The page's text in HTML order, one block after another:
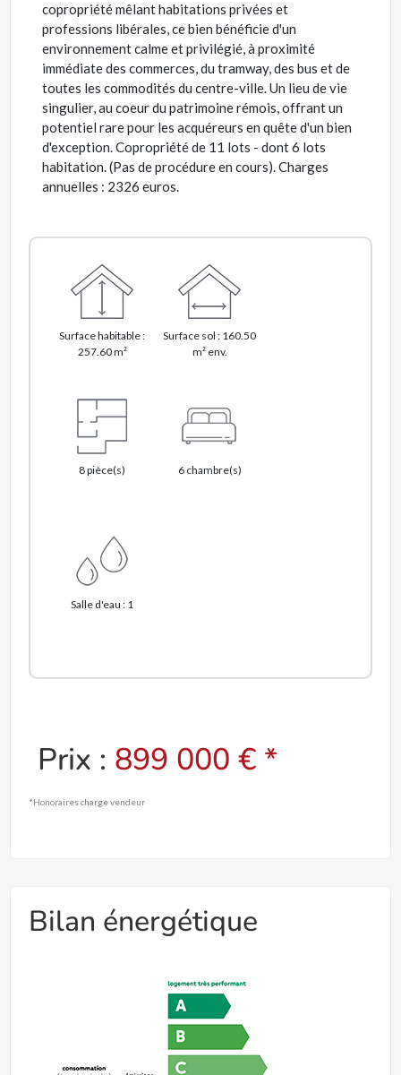
copropriété mêlant habitations privées et
professions libérales, ce bien bénéficie d'un
environnement calme et privilégié, à proximité
immédiate des commerces, du tramway, des bus et de
toutes les commodités du centre-ville. Un lieu de vie
singulier, au coeur du patrimoine rémois, offrant un
potentiel rare pour les acquéreurs en quête d'un bien
d'exception. Copropriété de 11 lots - dont 6 lots
habitation. (Pas de procédure en cours). Charges
annuelles : 2326 euros.
Surface habitable :
257.60 m²
Surface sol : 160.50
m² env.
8 pièce(s) 6 chambre(s)
Salle d'eau : 1
Prix : 899 000 € *
*Honoraires charge vendeur
Bilan énergétique